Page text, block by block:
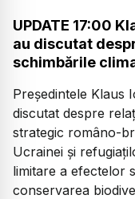
UPDATE 17:00
au discutat
schimbările
Preşedintele Klaus
discutat despre
strategic româno-
Ucrainei şi
limitare a efectelor
conservarea